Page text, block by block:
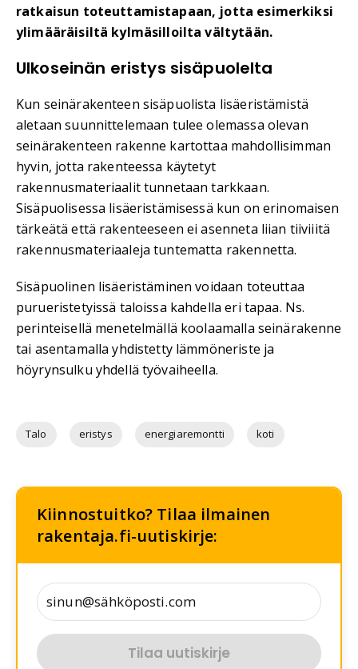
ratkaisun toteuttamistapaan, jotta esimerkiksi
ylimääräisiltä kylmäsilloilta vältytään.
Ulkoseinän eristys sisäpuolelta
Kun seinärakenteen sisäpuolista lisäeristämistä
aletaan suunnittelemaan tulee olemassa olevan
seinärakenteen rakenne kartottaa mahdollisimman
hyvin, jotta rakenteessa käytetyt
rakennusmateriaalit tunnetaan tarkkaan.
Sisäpuolisessa lisäeristämisessä kun on erinomaisen
tärkeätä että rakenteeseen ei asenneta liian tiiviiitä
rakennusmateriaaleja tuntematta rakennetta.
Sisäpuolinen lisäeristäminen voidaan toteuttaa
purueristetyissä taloissa kahdella eri tapaa. Ns.
perinteisellä menetelmällä koolaamalla seinärakenne
tai asentamalla yhdistetty lämmöneriste ja
höyrynsulku yhdellä työvaiheella.
Talo eristys energiaremontti koti
Kiinnostuitko? Tilaa ilmainen
rakentaja.fi-uutiskirje:
Tilaa uutiskirje